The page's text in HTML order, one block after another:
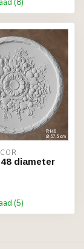
(8)
diameter
(5)